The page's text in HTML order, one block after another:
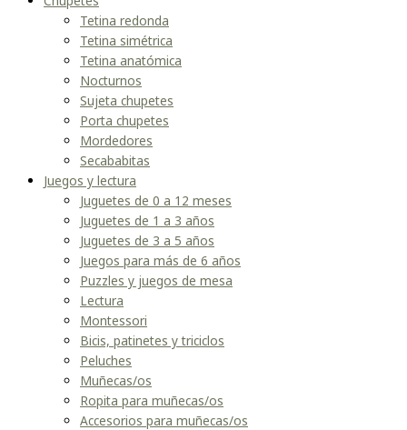
Tetina redonda
Tetina simétrica
Tetina anatómica
Nocturnos
Sujeta chupetes
Porta chupetes
Mordedores
Secababitas
Juegos y lectura
Juguetes de 0 a 12 meses
Juguetes de 1 a 3 años
Juguetes de 3 a 5 años
Juegos para más de 6 años
Puzzles y juegos de mesa
Lectura
Montessori
Bicis, patinetes y triciclos
Peluches
Muñecas/os
Ropita para muñecas/os
Accesorios para muñecas/os